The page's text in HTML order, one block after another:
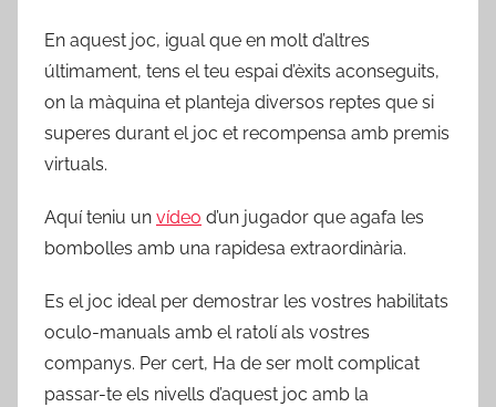
En aquest joc, igual que en molt d’altres
últimament, tens el teu espai d’èxits aconseguits,
on la màquina et planteja diversos reptes que si
superes durant el joc et recompensa amb premis
virtuals.
Aquí teniu un vídeo d’un jugador que agafa les
bombolles amb una rapidesa extraordinària.
Es el joc ideal per demostrar les vostres habilitats
oculo-manuals amb el ratolí als vostres
companys. Per cert, Ha de ser molt complicat
passar-te els nivells d’aquest joc amb la